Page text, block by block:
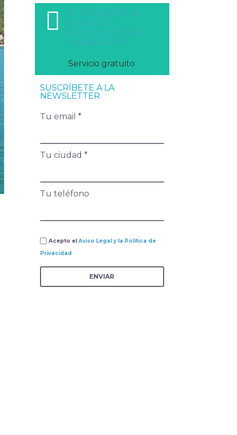
SUSCRÍBETE AL
ENVÍO DE
NOTICIAS POR
WHATSAPP
Servicio gratuito
SUSCRÍBETE A LA
NEWSLETTER
Tu email *
Tu ciudad *
Tu teléfono
Acepto el Aviso Legal y la Política de
Privacidad
ENVIAR